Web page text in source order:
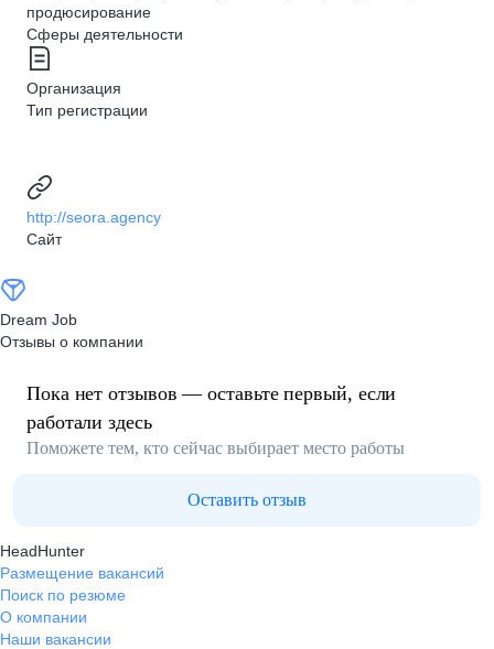
продюсирование
Сферы деятельности
Организация
Тип регистрации
http://seora.agency
Сайт
Dream Job
Отзывы о компании
Пока нет отзывов — оставьте первый, если
работали здесь
Поможете тем, кто сейчас выбирает место работы
Оставить отзыв
HeadHunter
Размещение вакансий
Поиск по резюме
О компании
Наши вакансии